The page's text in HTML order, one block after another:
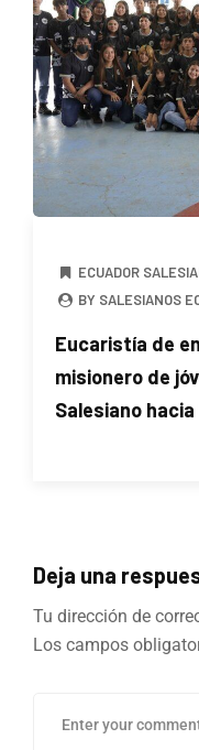
ECUADOR
BY SALESIANOS
Eucaristía de
misionero de
Salesiano
Deja una
Tu dirección de
Los campos